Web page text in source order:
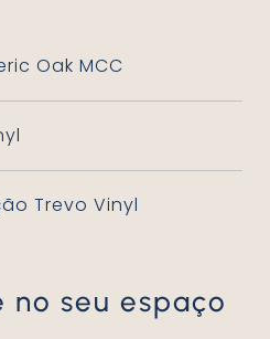
Oak MCC
Trevo Vinyl
no seu espaço